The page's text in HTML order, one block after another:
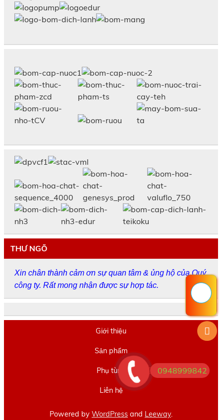
THƯ NGÕ
Xin chân thành cảm ơn sự quan tâm & ủng hộ của Quý
công ty. Rất mong nhận được sự hợp tác.
Giới thiệu
Sản phẩm
Phụ tùng
Liên hệ
Powered by WordPress and Leeway.
0948999842